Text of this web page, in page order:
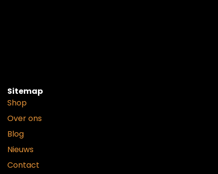
Sitemap
Shop
Over ons
Blog
Nieuws
Contact